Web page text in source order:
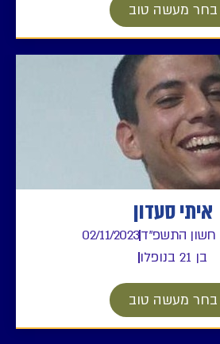
בחר מעשה טוב
איתי סעדון
חשון התשפ"ד02/11/2023
בן 21 בנופלו
בחר מעשה טוב